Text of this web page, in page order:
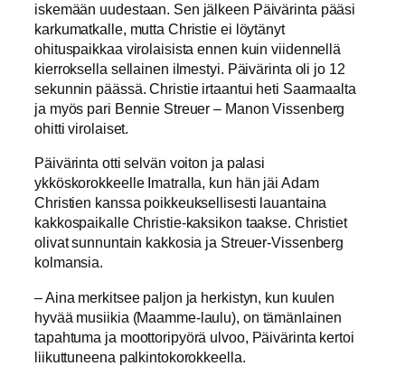
iskemään uudestaan. Sen jälkeen Päivärinta pääsi
karkumatkalle, mutta Christie ei löytänyt
ohituspaikkaa virolaisista ennen kuin viidennellä
kierroksella sellainen ilmestyi. Päivärinta oli jo 12
sekunnin päässä. Christie irtaantui heti Saarmaalta
ja myös pari Bennie Streuer – Manon Vissenberg
ohitti virolaiset.
Päivärinta otti selvän voiton ja palasi
ykköskorokkeelle Imatralla, kun hän jäi Adam
Christien kanssa poikkeuksellisesti lauantaina
kakkospaikalle Christie-kaksikon taakse. Christiet
olivat sunnuntain kakkosia ja Streuer-Vissenberg
kolmansia.
– Aina merkitsee paljon ja herkistyn, kun kuulen
hyvää musiikia (Maamme-laulu), on tämänlainen
tapahtuma ja moottoripyörä ulvoo, Päivärinta kertoi
liikuttuneena palkintokorokkeella.